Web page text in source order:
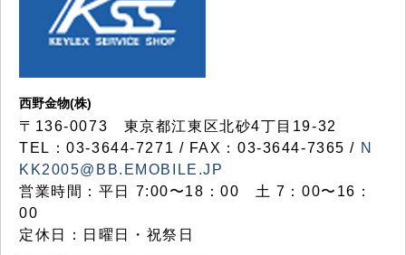
西野金物(株)
〒136-0073 東京都江東区北砂4丁目19-32
TEL：03‐3644‐7271 / FAX：03-3644-7365 / N
KK2005@BB.EMOBILE.JP
営業時間：平日 7:00〜18：00 土 7：00〜16：
00
定休日：日曜日・祝祭日